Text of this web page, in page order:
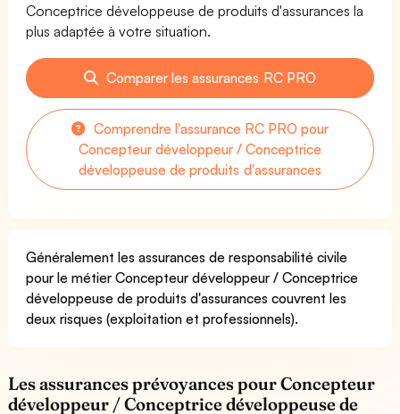
Conceptrice développeuse de produits d'assurances la
plus adaptée à votre situation.
Comparer les assurances RC PRO
Comprendre l'assurance RC PRO pour
Concepteur développeur / Conceptrice
développeuse de produits d'assurances
Généralement les assurances de responsabilité civile
pour le métier Concepteur développeur / Conceptrice
développeuse de produits d'assurances couvrent les
deux risques (exploitation et professionnels).
Les assurances prévoyances pour Concepteur
développeur / Conceptrice développeuse de